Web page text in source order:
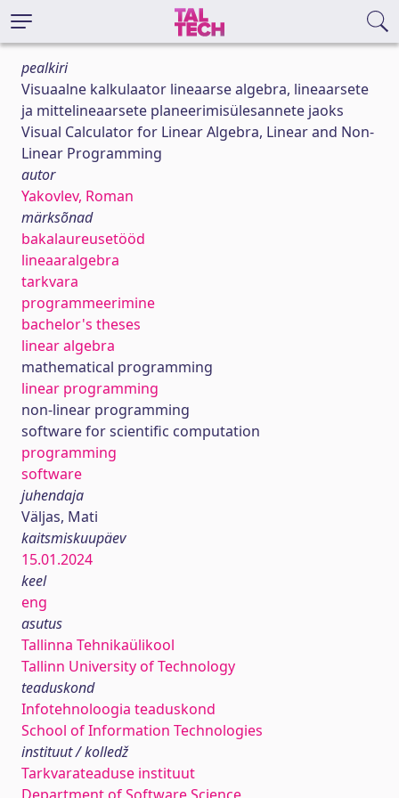
pealkiri
Visuaalne kalkulaator lineaarse algebra, lineaarsete
ja mittelineaarsete planeerimisülesannete jaoks
Visual Calculator for Linear Algebra, Linear and Non-
Linear Programming
autor
Yakovlev, Roman
märksõnad
bakalaureusetööd
lineaaralgebra
tarkvara
programmeerimine
bachelor's theses
linear algebra
mathematical programming
linear programming
non-linear programming
software for scientific computation
programming
software
juhendaja
Väljas, Mati
kaitsmiskuupäev
15.01.2024
keel
eng
asutus
Tallinna Tehnikaülikool
Tallinn University of Technology
teaduskond
Infotehnoloogia teaduskond
School of Information Technologies
instituut / kolledž
Tarkvarateaduse instituut